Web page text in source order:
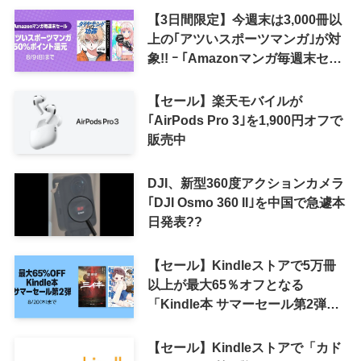
【3日間限定】今週末は3,000冊以
上の｢アツいスポーツマンガ｣が対
象!! ｰ ｢Amazonマンガ毎週末セー
【セール】楽天モバイルが
｢AirPods Pro 3｣を1,900円オフで
販売中
DJI、新型360度アクションカメラ
｢DJI Osmo 360 II｣を中国で急遽本
日発表??
【セール】Kindleストアで5万冊
以上が最大65％オフとなる
「Kindle本 サマーセール第2弾」
【セール】Kindleストアで「カド